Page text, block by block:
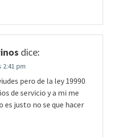
dice:
2:41 pm
pero de la ley 19990
de servicio y a mi me
es justo no se que hacer